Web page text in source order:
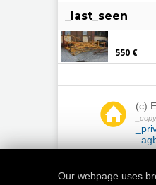
Our webpage uses
_last_seen
550 €
(c)